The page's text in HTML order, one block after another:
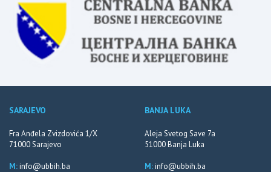
SARAJEVO
Fra Anđela Zvizdovića 1/X
71000 Sarajevo
M:info@ubbih.ba
BANJA LUKA
Aleja Svetog Save 7a
51000 Banja Luka
M:info@ubbih.ba